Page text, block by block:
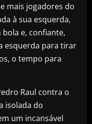
mais jogadores do
à sua esquerda,
e, confiante,
esquerda para tirar
o tempo para
Raul contra o
isolada do
um incansável